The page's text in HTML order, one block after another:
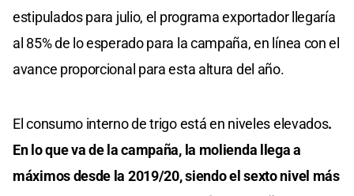
estipulados para julio, el programa exportador llegaría
al 85% de lo esperado para la campaña, en línea con el
avance proporcional para esta altura del año.
El consumo interno de trigo está en niveles elevados.
En lo que va de la campaña, la molienda llega a
máximos desde la 2019/20, siendo el sexto nivel más